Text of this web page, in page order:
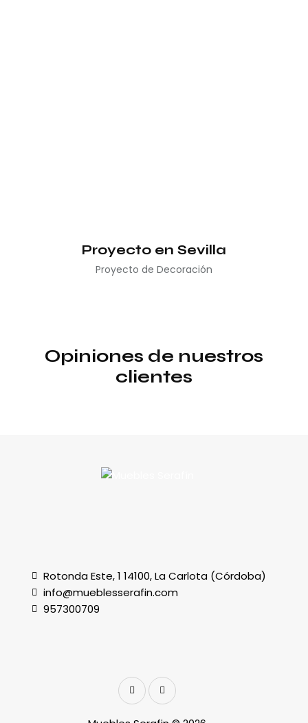
Proyecto en Sevilla
Proyecto de Decoración
Opiniones de nuestros
clientes
Rotonda Este, 1 14100, La Carlota (Córdoba)
info@mueblesserafin.com
957300709